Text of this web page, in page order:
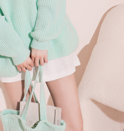
"Taiwan Mobile Co., Ltd." untuk
produk atau perkhidmatan melalui
dan kedai akan menyerahkan hak
syarikat ini untuk membayar bil
pembayaran menggunakan
akan memberikan maklumat peribadi
alamat) kepada Taiwan Mobile untuk
penggunaan, untuk pengesahan,
diperlukan untuk bil ansuran oleh
pengguna secara lengkap melalui